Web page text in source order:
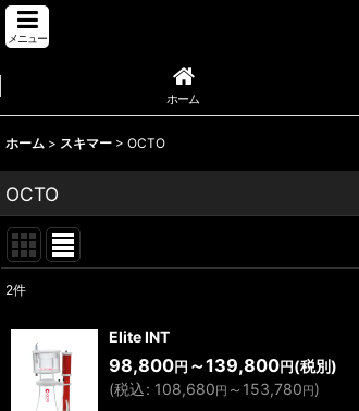
メニュー
ホーム
ホーム > スキマー > OCTO
OCTO
並び順:
2件
Elite INT
98,800円 ～139,800円 (税別)
(税込: 108,680円 ～153,780円)